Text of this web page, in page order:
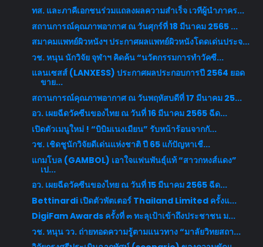
ทส. และภาคีเอกชนร่วมแถลงผลความสำเร็จ เวทีผู้นำภาคร...
สถานการณ์คุณภาพอากาศ ณ วันศุกร์ที่ 18 มีนาคม 2565 ...
สมาคมแพทย์ผิวหนังฯ ประกาศผลแพทย์ผิวหนังโดดเด่นประจ...
วช. หนุน นักวิจัย จุฬาฯ คิดค้น “นวัตกรรมการทำวัคซี...
แลนเซสส์ (LANXESS) ประกาศผลประกอบการปี 2564 ยอด
ขาย...
สถานการณ์คุณภาพอากาศ ณ วันพฤหัสบดีที่ 17 มีนาคม 25...
อว. เผยฉีดวัคซีนของไทย ณ วันที่ 16 มีนาคม 2565 ฉีด...
เปิดตัวเมนูใหม่ ! “บิบิมเนงเมียน” รับหน้าร้อนจากกั...
วช. เชิดชูนักวิจัยดีเด่นแห่งชาติ ปี 65 แก้ปัญหาเชื...
แกมโบล (GAMBOL) เอาใจแฟนพันธุ์แท้ “สาวกหงส์แดง”
เป...
อว. เผยฉีดวัคซีนของไทย ณ วันที่ 15 มีนาคม 2565 ฉีด...
Bettinardi เปิดตัวพัตเตอร์ Thailand Limited ครั้งแ...
DigiFam Awards ครั้งที่ ๓ ทะลุเป้าเข้าถึงประชาชน ม...
วช. หนุน วว. ถ่ายทอดความรู้ตามแนวทาง “มาลัยวิทยสถา...